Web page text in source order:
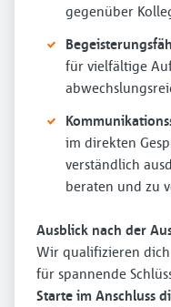
gegenüber
für vielfältige
im direkten
verständlich
beraten und zu
Ausblick nach der
Wir qualifizieren
für spannende
Starte im Anschluss